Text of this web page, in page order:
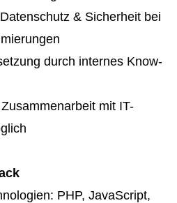
& Sicherheit bei
durch internes Know-
mit IT-
PHP, JavaScript,